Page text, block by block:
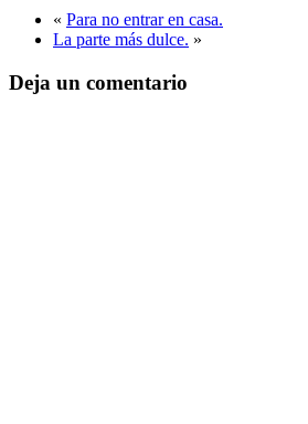
« Para no entrar en casa.
La parte más dulce. »
Deja un comentario